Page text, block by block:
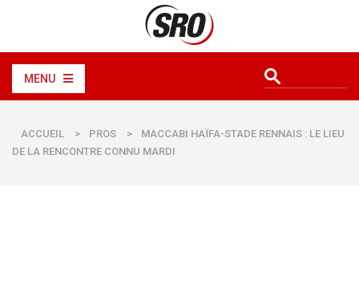
MENU
ACCUEIL > PROS >
MACCABI HAÏFA-STADE RENNAIS : LE LIEU
DE LA RENCONTRE CONNU MARDI